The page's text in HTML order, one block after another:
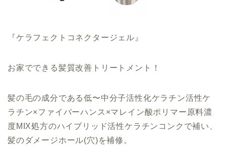
『ケラフェクトコネクタージェル』
お家でできる髪質改善トリートメント！
髪の毛の成分である低〜中分子活性化ケラチン活性ケ
ラチン×ファイバーハンス×マレイン酸ポリマー原料濃
度MIX処方のハイブリッド活性ケラチンコンクで補い、
髪のダメージホール(穴)を補修。